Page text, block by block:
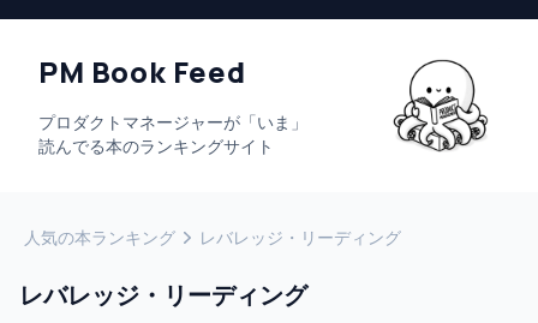
PM Book Feed
プロダクトマネージャーが「いま」
読んでる本のランキングサイト
人気の本ランキング レバレッジ・リーディング
レバレッジ・リーディング